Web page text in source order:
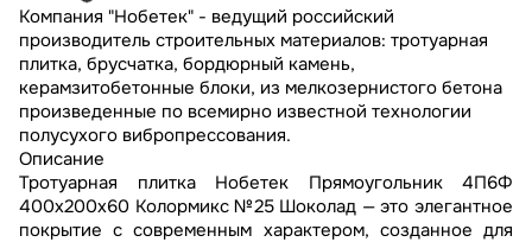
Компания "Нобетек" - ведущий российский
производитель строительных материалов: тротуарная
плитка, брусчатка, бордюрный камень,
керамзитобетонные блоки, из мелкозернистого бетона
произведенные по всемирно известной технологии
полусухого вибропрессования.
Описание
Тротуарная плитка Нобетек Прямоугольник 4П6Ф
400x200x60 Колормикс №25 Шоколад — это элегантное
покрытие с современным характером, созданное для